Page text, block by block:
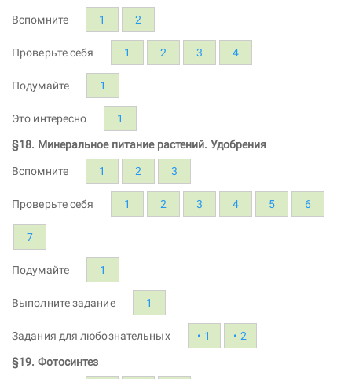
Вспомните 1 2
Проверьте себя 1 2 3 4
Подумайте 1
Это интересно 1
§18. Минеральное питание растений. Удобрения
Вспомните 1 2 3
Проверьте себя 1 2 3 4 5 6
7
Подумайте 1
Выполните задание 1
Задания для любознательных • 1 • 2
§19. Фотосинтез